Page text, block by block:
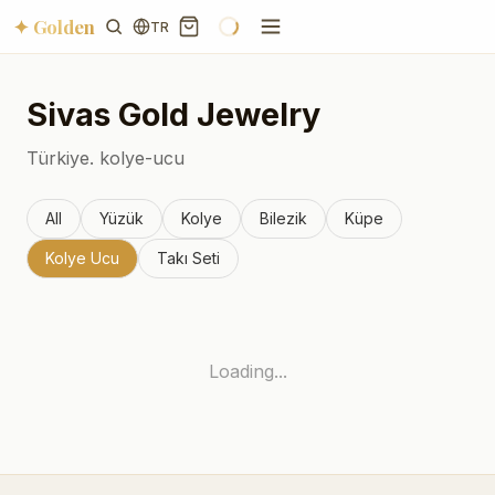
✦ Golden TR
Sivas Gold Jewelry
Türkiye. kolye-ucu
All Yüzük Kolye Bilezik Küpe
Kolye Ucu Takı Seti
Loading...